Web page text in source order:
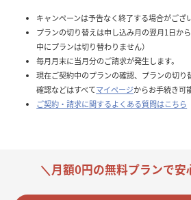
キャンペーンは予告なく終了する場合がござ
プランの切り替えは申し込み月の翌月1日か
中にプランは切り替わりません）
毎月月末に当月分のご請求が発生します。
現在ご契約中のプランの確認、プランの切り
確認などはすべてマイページからお手続き可
ご契約・請求に関するよくある質問はこちら
＼月額0円の無料プランで安